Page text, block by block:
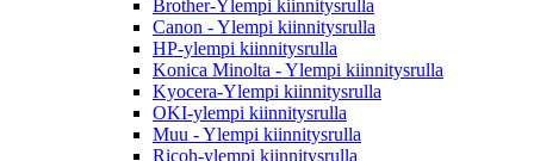
Brother-Ylempi kiinnitysrulla
Canon - Ylempi kiinnitysrulla
HP-ylempi kiinnitysrulla
Konica Minolta - Ylempi kiinnitysrulla
Kyocera-Ylempi kiinnitysrulla
OKI-ylempi kiinnitysrulla
Muu - Ylempi kiinnitysrulla
Ricoh-ylempi kiinnitysrulla